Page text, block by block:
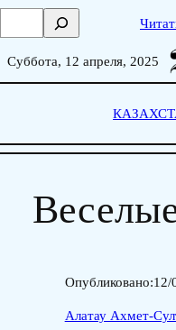
Skip
о
Суббота, 12 апреля, 2025
Опубликовано:12/
Алатау Ахмет-